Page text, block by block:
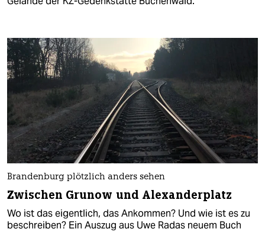
Brandenburg plötzlich anders sehen
Zwischen Grunow und Alexanderplatz
Wo ist das eigentlich, das Ankommen? Und wie ist es zu
beschreiben? Ein Auszug aus Uwe Radas neuem Buch